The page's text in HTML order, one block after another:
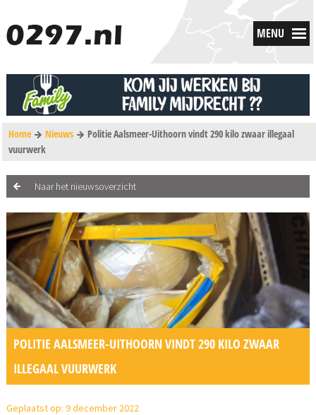
MENU
Home Nieuws
Politie Aalsmeer-Uithoorn vindt 290 kilo zwaar illegaal
vuurwerk
Naar het nieuwsoverzicht
POLITIE AALSMEER-UITHOORN VINDT 290 KILO ZWAAR
ILLEGAAL VUURWERK
Geplaatst op: 9 december 2022